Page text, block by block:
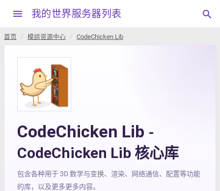
menu 我的世界服务器列表 search
首页 模组资源中心 CodeChicken Lib
CodeChicken Lib -
CodeChicken Lib 核心库
包含各种用于 3D 数学与变换、渲染、网络通信、配置等功能
的库，以及更多更多内容。